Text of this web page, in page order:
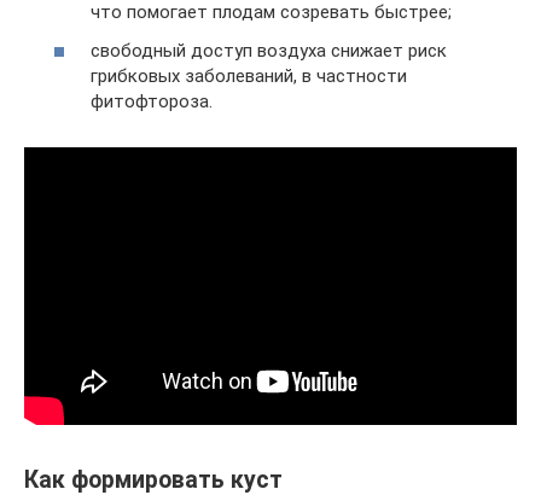
что помогает плодам созревать быстрее;
свободный доступ воздуха снижает риск
грибковых заболеваний, в частности
фитофтороза.
Как формировать куст